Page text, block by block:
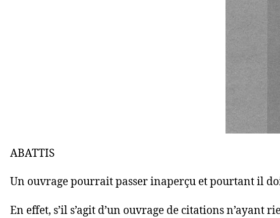
ABATTIS
Un ouvrage pourrait passer inaperçu et pourtant il
En effet, s’il s’agit d’un ouvrage de citations